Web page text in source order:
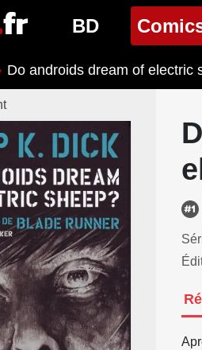
BD
Nouveautés BD
Genres BD Genres
Do androids dream of electric